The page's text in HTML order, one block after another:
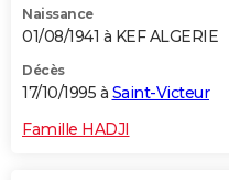
Naissance
01/08/1941 à KEF ALGERIE
Décès
17/10/1995 à Saint-Victeur
Famille HADJI